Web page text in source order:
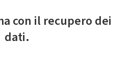
con il recupero dei
dati.